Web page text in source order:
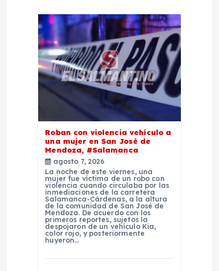
Roban con violencia vehículo a
una mujer en San José de
Mendoza, #Salamanca
agosto 7, 2026
La noche de este viernes, una
mujer fue víctima de un robo con
violencia cuando circulaba por las
inmediaciones de la carretera
Salamanca-Cárdenas, a la altura
de la comunidad de San José de
Mendoza. De acuerdo con los
primeros reportes, sujetos la
despojaron de un vehículo Kia,
color rojo, y posteriormente
huyeron…